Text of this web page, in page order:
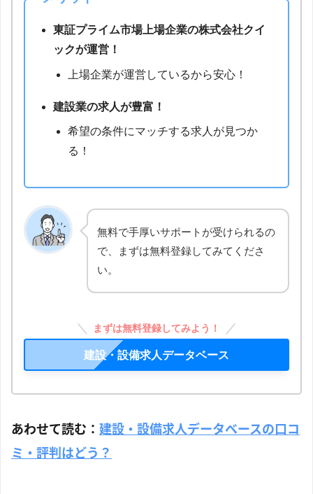
東証プライム市場上場企業の株式会社クイ
ックが運営！
上場企業が運営しているから安心！
建設業の求人が豊富！
希望の条件にマッチする求人が見つか
る！
無料で手厚いサポートが受けられるの
で、まずは無料登録してみてくださ
い。
まずは無料登録してみよう！
建設・設備求人データベース
あわせて読む： 建設・設備求人データベースの口コ
ミ・評判はどう？